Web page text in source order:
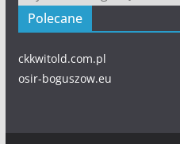
Polecane
ckkwitold.com.pl
osir-boguszow.eu